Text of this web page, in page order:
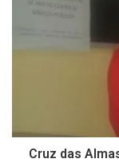
Cruz das